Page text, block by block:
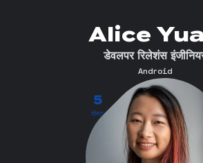
5
पोस्ट
Alice
डेवलपर रिलेशंस
Android